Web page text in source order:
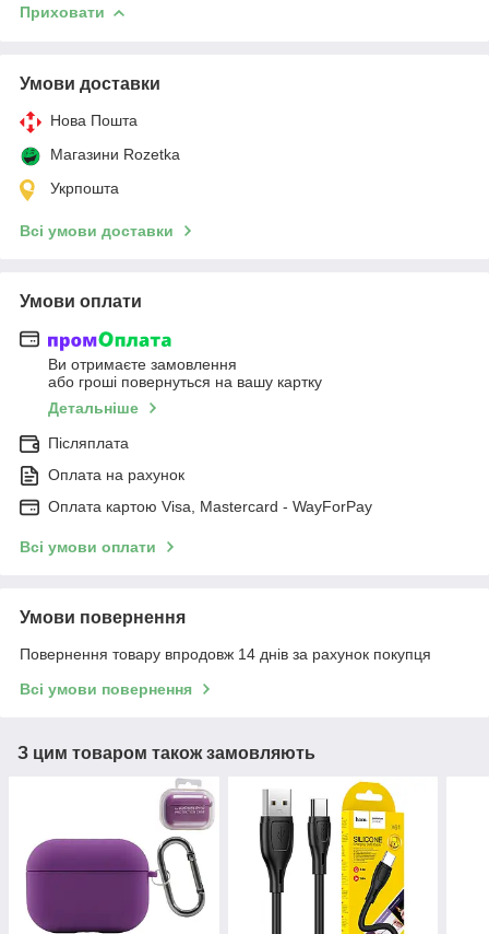
Приховати
Умови доставки
Нова Пошта
Магазини Rozetka
Укрпошта
Всі умови доставки
Умови оплати
Ви отримаєте замовлення
або гроші повернуться на вашу картку
Детальніше
Післяплата
Оплата на рахунок
Оплата картою Visa, Mastercard - WayForPay
Всі умови оплати
Умови повернення
Повернення товару впродовж 14 днів за рахунок покупця
Всі умови повернення
З цим товаром також замовляють